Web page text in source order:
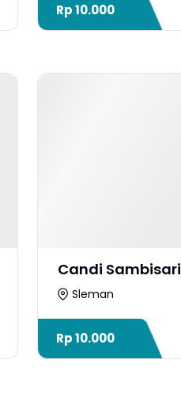
Rp10.000
Candi Sambisari
Sleman
Rp10.000